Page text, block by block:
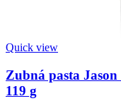
Quick view
Zubná pasta
119 g